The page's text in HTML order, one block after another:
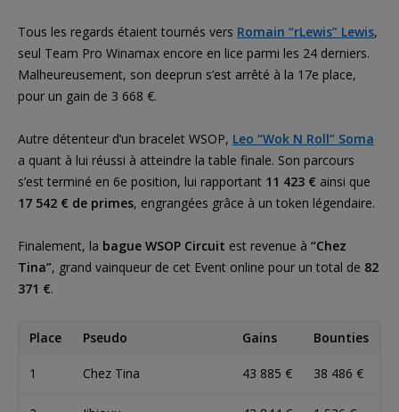
Tous les regards étaient tournés vers Romain “rLewis” Lewis,
seul Team Pro Winamax encore en lice parmi les 24 derniers.
Malheureusement, son deeprun s’est arrêté à la 17e place,
pour un gain de 3 668 €.
Autre détenteur d’un bracelet WSOP, Leo “Wok N Roll” Soma
a quant à lui réussi à atteindre la table finale. Son parcours
s’est terminé en 6e position, lui rapportant 11 423 € ainsi que
17 542 € de primes, engrangées grâce à un token légendaire.
Finalement, la bague WSOP Circuit est revenue à “Chez
Tina”, grand vainqueur de cet Event online pour un total de 82
371 €.
Place Pseudo Gains Bounties
1 Chez Tina 43 885 € 38 486 €